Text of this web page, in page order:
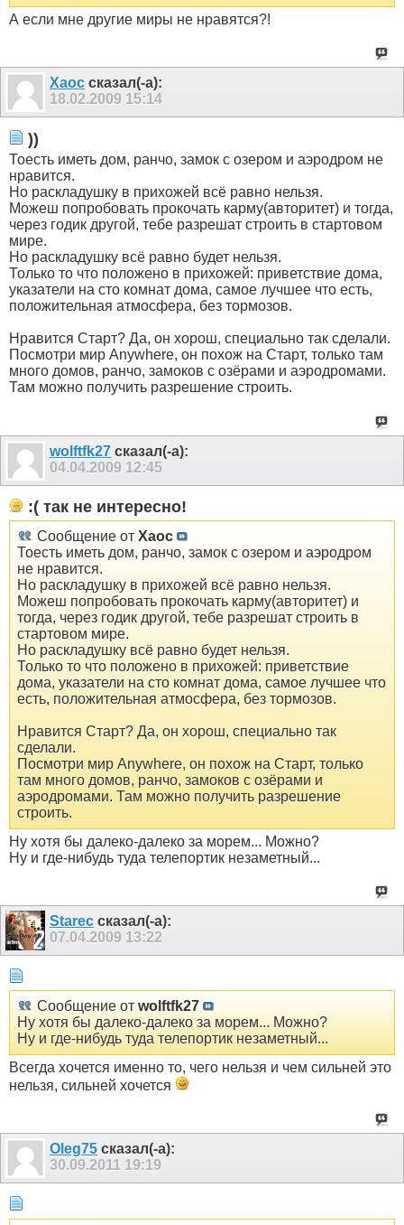
А если мне другие миры не нравятся?!
Xaoc сказал(-а):
18.02.2009 15:14
))
Тоесть иметь дом, ранчо, замок с озером и аэродром не
нравится.
Но раскладушку в прихожей всё равно нельзя.
Можеш попробовать прокочать карму(авторитет) и тогда,
через годик другой, тебе разрешат строить в стартовом
мире.
Но раскладушку всё равно будет нельзя.
Только то что положено в прихожей: приветствие дома,
указатели на сто комнат дома, самое лучшее что есть,
положительная атмосфера, без тормозов.
Нравится Cтарт? Да, он хорош, специально так сделали.
Посмотри мир Anywhere, он похож на Старт, только там
много домов, ранчо, замоков с озёрами и аэродромами.
Там можно получить разрешение строить.
wolftfk27 сказал(-а):
04.04.2009 12:45
:( так не интересно!
Сообщение от Xaoc
Тоесть иметь дом, ранчо, замок с озером и аэродром
не нравится.
Но раскладушку в прихожей всё равно нельзя.
Можеш попробовать прокочать карму(авторитет) и
тогда, через годик другой, тебе разрешат строить в
стартовом мире.
Но раскладушку всё равно будет нельзя.
Только то что положено в прихожей: приветствие
дома, указатели на сто комнат дома, самое лучшее что
есть, положительная атмосфера, без тормозов.
Нравится Cтарт? Да, он хорош, специально так
сделали.
Посмотри мир Anywhere, он похож на Старт, только
там много домов, ранчо, замоков с озёрами и
аэродромами. Там можно получить разрешение
строить.
Ну хотя бы далеко-далеко за морем... Можно?
Ну и где-нибудь туда телепортик незаметный...
Starec сказал(-а):
07.04.2009 13:22
Сообщение от wolftfk27
Ну хотя бы далеко-далеко за морем... Можно?
Ну и где-нибудь туда телепортик незаметный...
Всегда хочется именно то, чего нельзя и чем сильней это
нельзя, сильней хочется
Oleg75 сказал(-а):
30.09.2011 19:19